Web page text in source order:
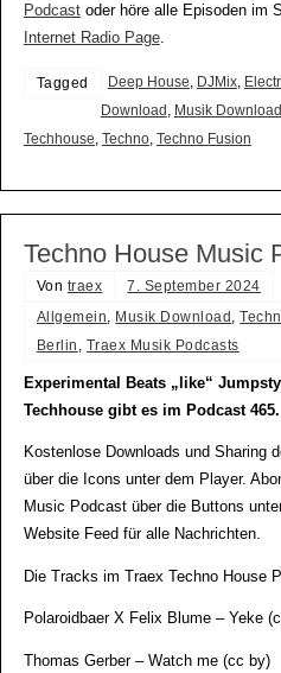
Podcastoder höre alle Episoden im
Internet Radio Page.
Tagged Deep House, DJMix,
Download , Musik Download
Techhouse, Techno, Techno Fusion
Techno House Music
Von traex
7. September 2024
Allgemein
Musik Download ,
Berlin
Traex Musik Podcasts
Experimental Beats „like“
Techhouse gibt es im Podcast 465.
Kostenlose Downloads und Sharing
über die Icons unter dem Player.
Music Podcast über die Buttons
Website Feed für alle Nachrichten.
Die Tracks im Traex Techno House
Polaroidbaer X Felix Blume – Yeke
Thomas Gerber – Watch me (cc by)